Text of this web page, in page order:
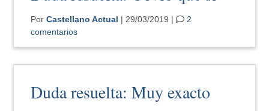
PorCastellano Actual | 29/03/2019 |
2
comentarios
Duda resuelta: Muy exacto